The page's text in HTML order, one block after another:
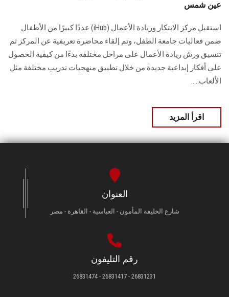
الزائـرون
سجل الان
عين شمس
استقبل مركز الابتكار وريادة الأعمال (iHub) عددًا كبيرًا من الأطفال
ضمن فعاليات جامعة الطفل، وتم إلقاء محاضرة تعريفية عن المركز ثم
تنسيق ورش ريادة الأعمال على مراحل مختلفة بدءًا من كيفية الحصول
على أفكار إبداعية جديدة من خلال تطبيق منهجيات تدريب مختلفة مثل
الألعاب.....
اقرأ المزيد
العنوان
شارع الخليفة المأمون - العباسية - القاهرة - مصر
رقم التليفون
26831231 - 26831417 - 26831474